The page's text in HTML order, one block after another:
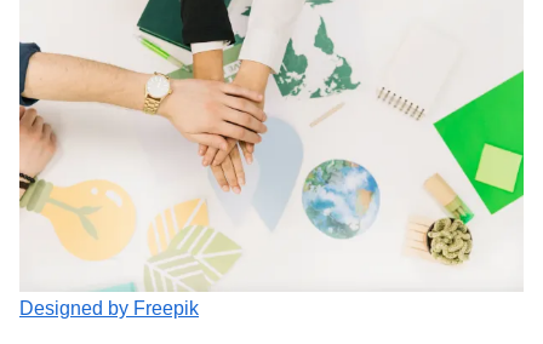
Designed by Freepik